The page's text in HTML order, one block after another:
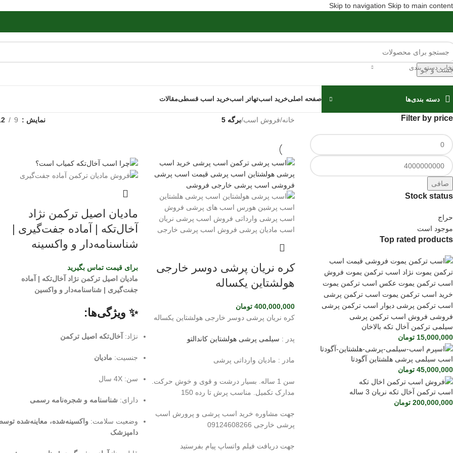
Skip to navigation Skip to main content
دسته بندی
و جو
دسته بندی‌ها صفحه اصلیخرید اسبتهاتر اسبخرید اسب قسطیمقالات
Filter by price
صافی
Stock status
حراج
موجود است
Top rated products
سیلمی ترکمن آخال تکه بالاخان
15,000,000 تومان
اسب سیلمی پرشی هلشتاین آگودتا
45,000,000 تومان
اسب ترکمن آخال تکه نریان 3 ساله
200,000,000 تومان
خانه/فروش اسب/برگه 5 نمایش 9
کره نریان پرشی دوسر خارجی
هولشتاین یکساله
400,000,000 تومان
کره نریان پرشی دوسر خارجی هولشتاین یکساله
پدر : سیلمی پرشی هولشتاین کاندالتو
مادر : مادیان وارداتی پرشی
سن 1 ساله. بسیار درشت و قوی و خوش حرکت.
مدارک تکمیل. مناسب پرش تا رده 150
جهت مشاوره خرید اسب پرشی و پرورش اسب
پرشی خارجی 09124608266
جهت دریافت فیلم واتساپ پیام بفرستید
مادیان اصیل ترکمن نژاد
آخال‌تکه | آماده جفت‌گیری |
شناسنامه‌دار و واکسینه
برای قیمت تماس بگیرید
مادیان اصیل ترکمن نژاد آخال‌تکه | آماده
جفت‌گیری | شناسنامه‌دار و واکسین
✨ ویژگی‌ها:
نژاد: آخال‌تکه اصیل ترکمن
جنسیت: مادیان
سن: 4X سال
دارای: شناسنامه و شجره‌نامه رسمی
وضعیت سلامت: واکسینه‌شده، معاینه‌شده
دامپزشک